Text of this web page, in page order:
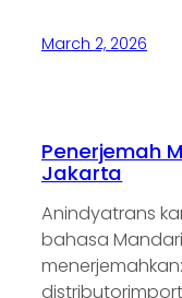
March 2, 2026
Penerjemah
Jakarta
Anindyatrans
bahasa